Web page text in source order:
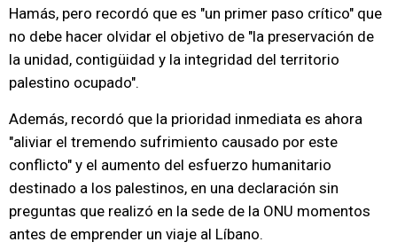
Hamás, pero recordó que es "un primer paso crítico" que
no debe hacer olvidar el objetivo de "la preservación de
la unidad, contigüidad y la integridad del territorio
palestino ocupado".
Además, recordó que la prioridad inmediata es ahora
"aliviar el tremendo sufrimiento causado por este
conflicto" y el aumento del esfuerzo humanitario
destinado a los palestinos, en una declaración sin
preguntas que realizó en la sede de la ONU momentos
antes de emprender un viaje al Líbano.